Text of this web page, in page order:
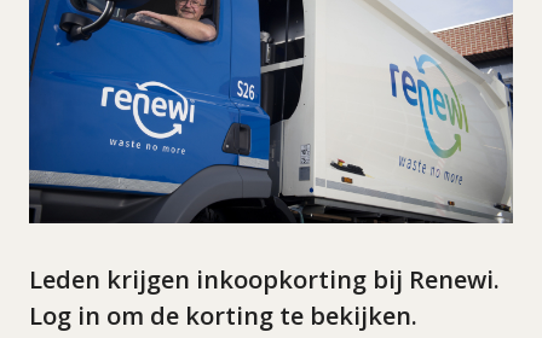
Leden krijgen inkoopkorting bij Renewi.
Log in om de korting te bekijken.